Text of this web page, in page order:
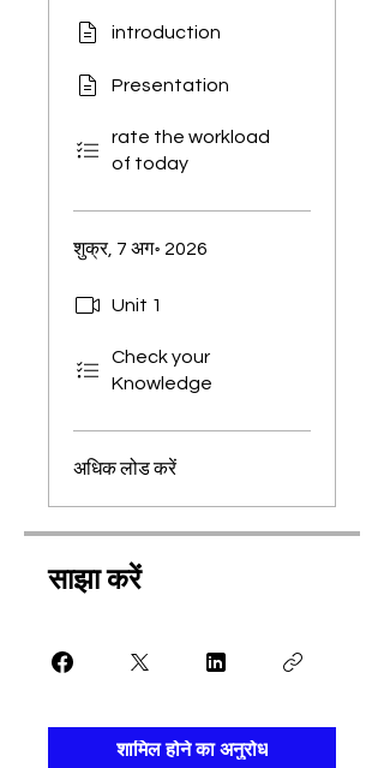
introduction
Presentation
rate the workload
of today
शुक्र, 7 अग॰ 2026
Unit 1
Check your
Knowledge
अधिक लोड करें
साझा करें
शामिल होने का अनुरोध